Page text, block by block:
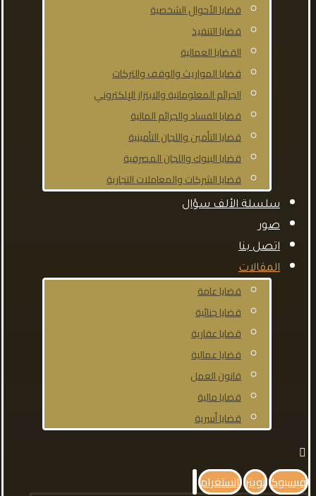
قضايا الأحوال الشخصية
قضايا التنفيذ
القضايا العمالية
قضايا المواريث والوقف والتركات
الجرائم المعلوماتية والابتزاز الإلكتروني
قضايا الفساد والجرائم المالية
قضايا التأمين واللجان التأمينية
قضايا البنوك واللجان المصرفية
قضايا الشركات والمعاملات التجارية
سلسلة الألف سؤال
صور
اتصل بنا
المقالات
قضايا عامة
قضايا جنائية
قضايا عقارية
قضايا عمالية
قانون العمل
قضايا مالية
قضايا أسرية
فيسبوك تويتر انستغرام